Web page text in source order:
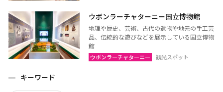
ウボンラーチャターニー国立博物館
地理や歴史、芸術、古代の遺物や地元の手工芸
品、伝統的な遊びなどを展示している国立博物
館
ウボンラーチャターニー 観光スポット
キーワード